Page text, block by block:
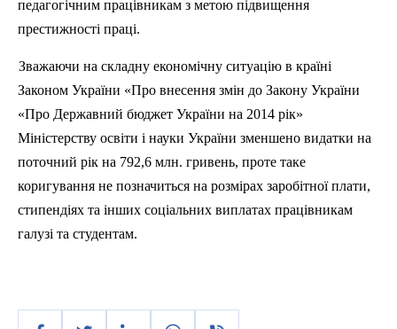
педагогічним працівникам з метою підвищення
престижності праці.
Зважаючи на складну економічну ситуацію в країні
Законом України «Про внесення змін до Закону України
«Про Державний бюджет України на 2014 рік»
Міністерству освіти і науки України зменшено видатки на
поточний рік на 792,6 млн. гривень, проте таке
коригування не позначиться на розмірах заробітної плати,
стипендіях та інших соціальних виплатах працівникам
галузі та студентам.